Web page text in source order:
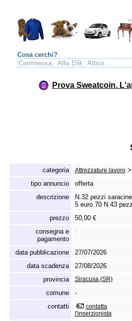
Cosa cerchi?
Prova Sweatcoin.
categoria Attrezzature lavoro
tipo annuncio
offerta
descrizione
N.32 pezzi
5 euro 70 N.43
prezzo
50,00 €
consegna e
pagamento
-
data pubblicazione
27/07/2026
data scadenza
27/08/2026
provincia
Siracusa (SR)
comune
-
contatti
contatta
l'inserzionista